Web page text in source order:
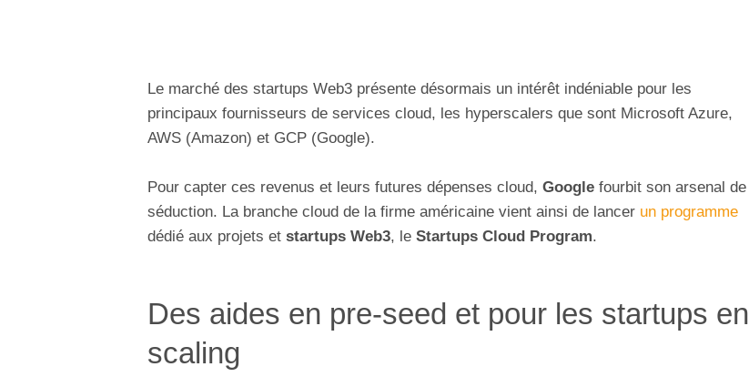
Le marché des startups Web3 présente désormais un intérêt indéniable pour les
principaux fournisseurs de services cloud, les hyperscalers que sont Microsoft Azure,
AWS (Amazon) et GCP (Google).
Pour capter ces revenus et leurs futures dépenses cloud, Google fourbit son arsenal de
séduction. La branche cloud de la firme américaine vient ainsi de lancer un programme
dédié aux projets et startups Web3, le Startups Cloud Program.
Des aides en pre-seed et pour les startups en
scaling